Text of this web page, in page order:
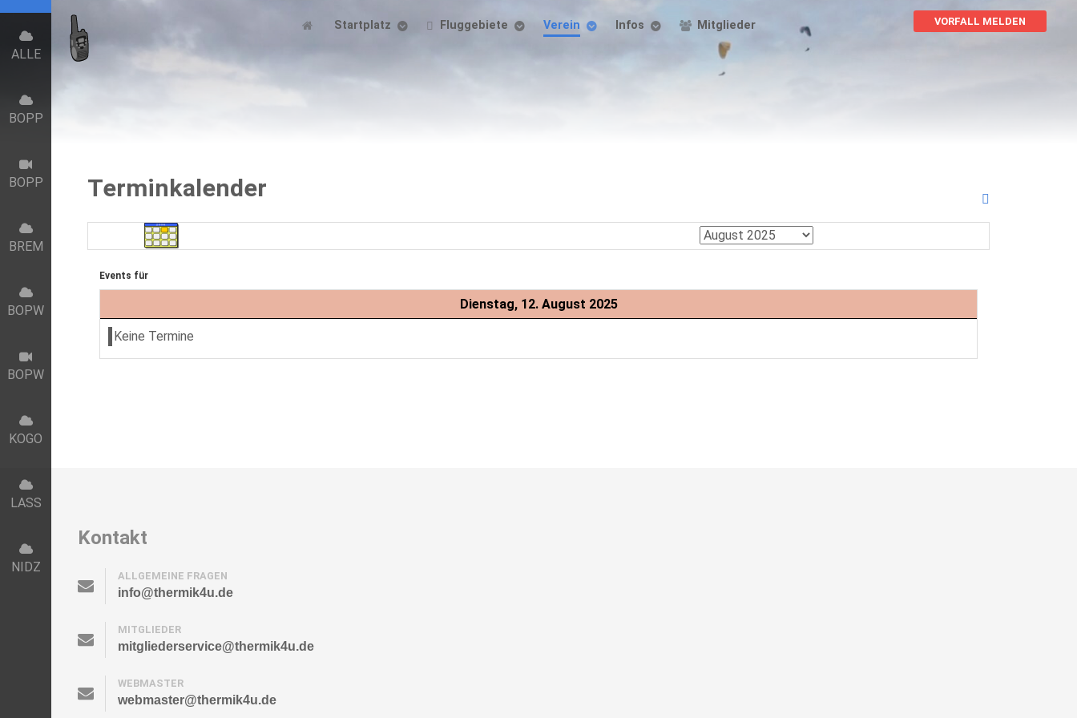
Startplatz Fluggebiete Verein Infos Mitglieder VORFALL MELDEN
Terminkalender
Events für
Dienstag, 12. August 2025
Keine Termine
Kontakt
ALLGEMEINE FRAGEN
info@thermik4u.de
MITGLIEDER
mitgliederservice@thermik4u.de
WEBMASTER
webmaster@thermik4u.de
ALLE
BOPP
BOPP
BREM
BOPW
BOPW
KOGO
LASS
NIDZ